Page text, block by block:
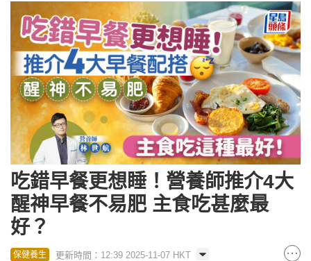
吃錯早餐更想睡！營養師推介4大
醒神早餐不易肥 主食吃甚麼最
好？
保健養生 更新時間：12:39 2025-11-07 HKT